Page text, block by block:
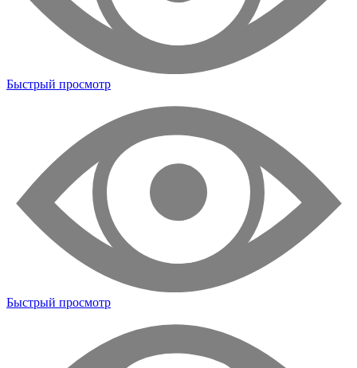
Быстрый просмотр
Быстрый просмотр